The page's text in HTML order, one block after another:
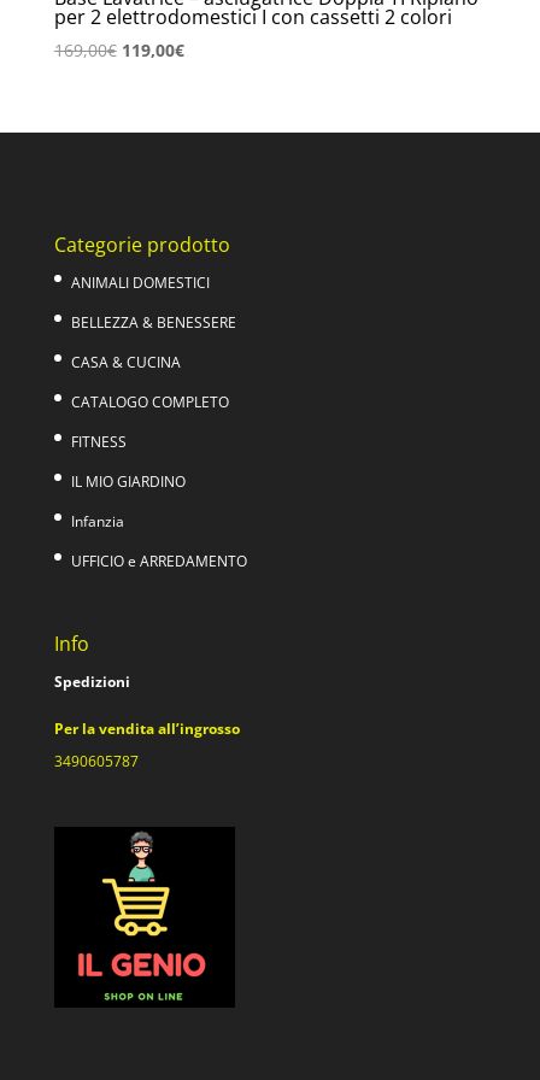
per 2 elettrodomestici I con cassetti 2 colori
169,00€ Il
era:
119,00€Il
è:
Categorie prodotto
ANIMALI DOMESTICI
BELLEZZA & BENESSERE
CASA & CUCINA
CATALOGO COMPLETO
FITNESS
IL MIO GIARDINO
Infanzia
UFFICIO e ARREDAMENTO
Info
Spedizioni
Per la vendita all’ingrosso
3490605787